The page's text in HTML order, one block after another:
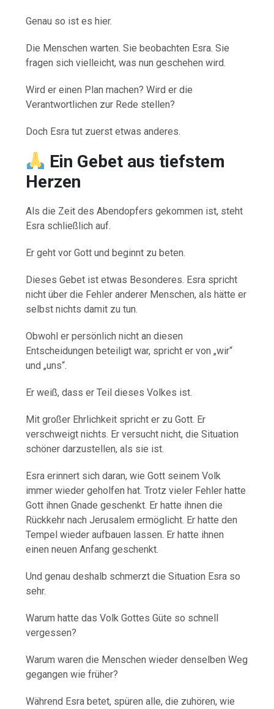
Genau so ist es hier.
Die Menschen warten. Sie beobachten Esra. Sie
fragen sich vielleicht, was nun geschehen wird.
Wird er einen Plan machen? Wird er die
Verantwortlichen zur Rede stellen?
Doch Esra tut zuerst etwas anderes.
Ein Gebet aus tiefstem
Herzen
Als die Zeit des Abendopfers gekommen ist, steht
Esra schließlich auf.
Er geht vor Gott und beginnt zu beten.
Dieses Gebet ist etwas Besonderes. Esra spricht
nicht über die Fehler anderer Menschen, als hätte er
selbst nichts damit zu tun.
Obwohl er persönlich nicht an diesen
Entscheidungen beteiligt war, spricht er von „wir“
und „uns“.
Er weiß, dass er Teil dieses Volkes ist.
Mit großer Ehrlichkeit spricht er zu Gott. Er
verschweigt nichts. Er versucht nicht, die Situation
schöner darzustellen, als sie ist.
Esra erinnert sich daran, wie Gott seinem Volk
immer wieder geholfen hat. Trotz vieler Fehler hatte
Gott ihnen Gnade geschenkt. Er hatte ihnen die
Rückkehr nach Jerusalem ermöglicht. Er hatte den
Tempel wieder aufbauen lassen. Er hatte ihnen
einen neuen Anfang geschenkt.
Und genau deshalb schmerzt die Situation Esra so
sehr.
Warum hatte das Volk Gottes Güte so schnell
vergessen?
Warum waren die Menschen wieder denselben Weg
gegangen wie früher?
Während Esra betet, spüren alle, die zuhören, wie